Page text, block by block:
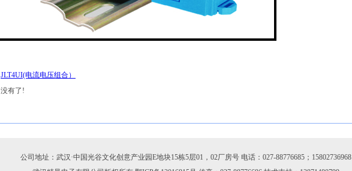
JLT4UI(电流电压组合）
没有了!
公司地址：武汉·中国光谷文化创意产业园E地块15栋5层01，02厂房号 电话：027-88776685；15802736968